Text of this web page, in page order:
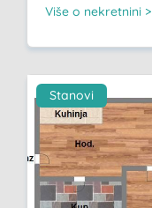
Više o nekretnini >
Stanovi